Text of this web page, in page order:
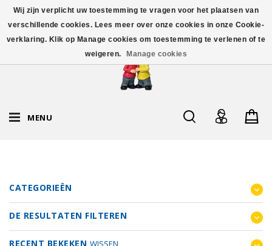
MENU
CATEGORIEËN
DE RESULTATEN FILTEREN
RECENT BEKEKEN WISSEN
Wij zijn verplicht uw toestemming te vragen voor het plaatsen van
verschillende cookies. Lees meer over onze cookies in onze Cookie-
verklaring. Klik op Manage cookies om toestemming te verlenen of te
weigeren.
Manage cookies